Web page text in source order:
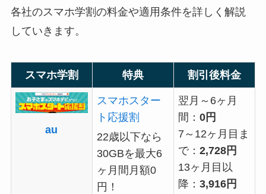
各社のスマホ学割の料金や適用条件を詳しく解説
していきます。
スマホ学割 特典 割引後料金
au
スマホスター
ト応援割
22歳以下なら
30GBを最大6
ヶ月間月額0
円！
翌月～6ヶ月
間：0円
7～12ヶ月目ま
で：2,728円
13ヶ月目以
降：3,916円